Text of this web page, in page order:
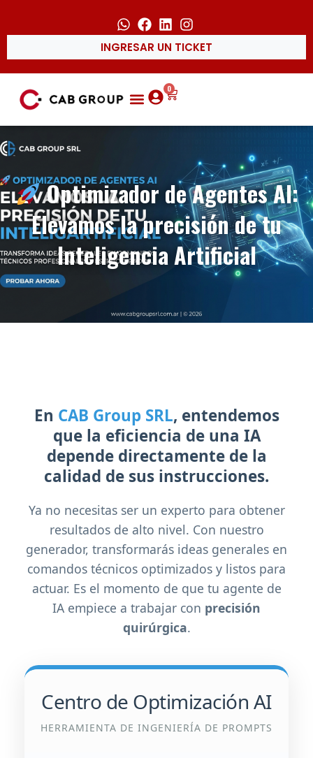
INGRESAR UN TICKET
0
Optimizador de Agentes AI:
Elevamos la precisión de tu
Inteligencia Artificial
En CAB Group SRL, entendemos
que la eficiencia de una IA
depende directamente de la
calidad de sus instrucciones.
Ya no necesitas ser un experto para obtener
resultados de alto nivel. Con nuestro
generador, transformarás ideas generales en
comandos técnicos optimizados y listos para
actuar. Es el momento de que tu agente de
IA empiece a trabajar con precisión
quirúrgica.
Centro de Optimización AI
HERRAMIENTA DE INGENIERÍA DE PROMPTS